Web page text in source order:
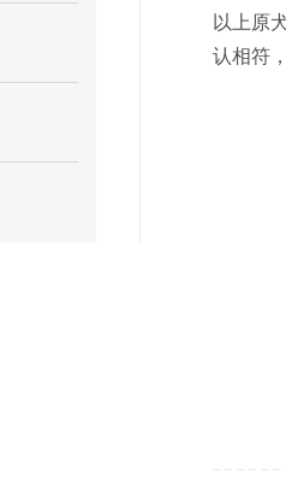
以上原
认相符